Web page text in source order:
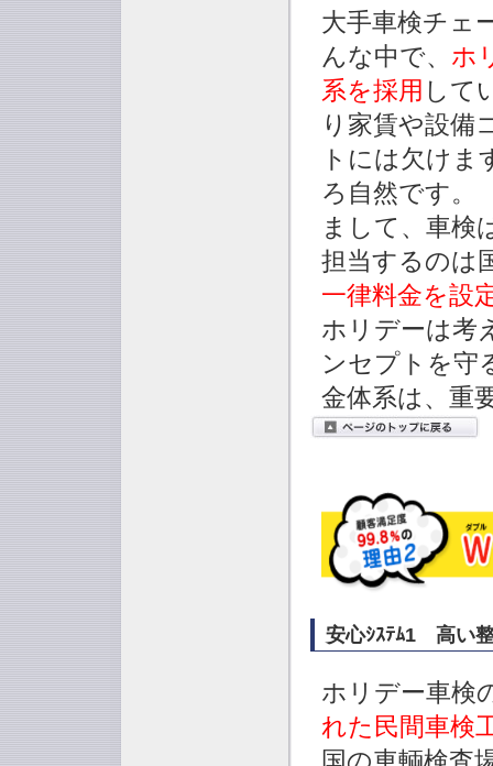
大手車検チェ
んな中で、 ホ
系を採用 して
り家賃や設備
トには欠けま
ろ自然です。
まして、車検
担当するのは
一律料金を設
ホリデーは考
ンセプトを守
金体系は、重
安心ｼｽﾃﾑ1 高い
ホリデー車検
れた民間車検
国の車輌検査